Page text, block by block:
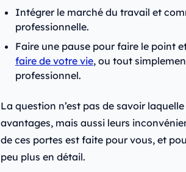
Intégrer le marché du travail et
professionnelle.
Faire une pause pour faire le point
faire de votre vie, ou tout
professionnel.
La question n’est pas de savoir
avantages, mais aussi leurs
de ces portes est faite pour vous, et
peu plus en détail.